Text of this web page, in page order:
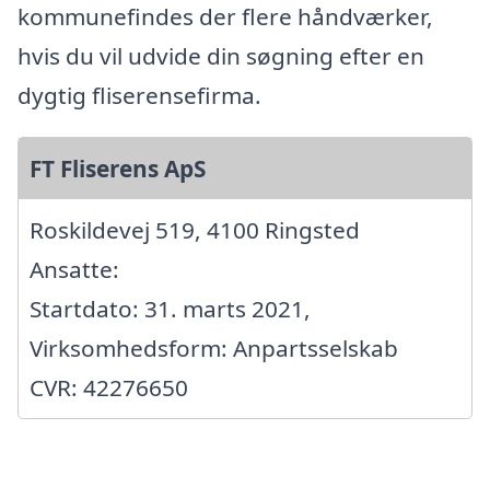
kommunefindes der flere håndværker,
hvis du vil udvide din søgning efter en
dygtig fliserensefirma.
FT Fliserens ApS
Roskildevej 519, 4100 Ringsted
Ansatte:
Startdato: 31. marts 2021,
Virksomhedsform: Anpartsselskab
CVR: 42276650